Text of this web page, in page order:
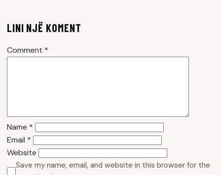
LINI NJË KOMENT
Comment *
Name *
Email *
Website
Save my name, email, and website in this browser for the